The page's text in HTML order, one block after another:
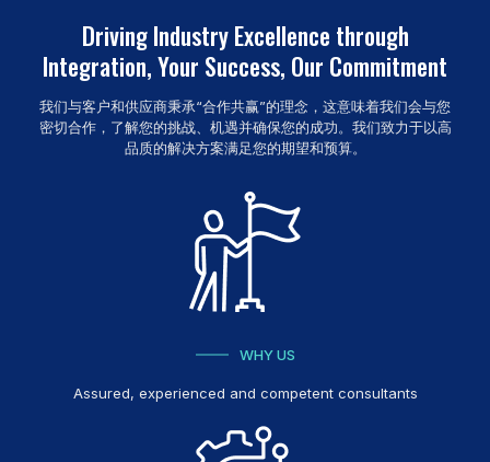
Driving Industry Excellence through
Integration, Your Success, Our Commitment
我们与客户和供应商秉承“合作共赢”的理念，这意味着我们会与您
密切合作，了解您的挑战、机遇并确保您的成功。我们致力于以高
品质的解决方案满足您的期望和预算。
WHY US
Assured, experienced and competent consultants